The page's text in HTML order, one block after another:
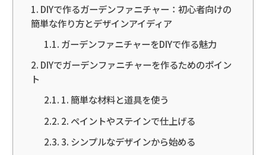
DIYで作るガーデンファニチャー：初心者向けの
簡単な作り方とデザインアイディア
ガーデンファニチャーをDIYで作る魅力
DIYでガーデンファニチャーを作るためのポイン
ト
1. 簡単な材料と道具を使う
2. ペイントやステインで仕上げる
3. シンプルなデザインから始める